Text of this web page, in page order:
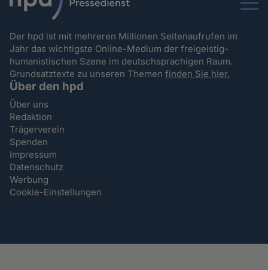
Menu
Der hpd ist mit mehreren Millionen Seitenaufrufen im
Jahr das wichtigste Online-Medium der freigeistig-
humanistischen Szene im deutschsprachigen Raum.
Grundsatztexte zu unseren Themenfinden Sie hier.
Über den hpd
Über uns
Redaktion
Trägerverein
Spenden
Impressum
Datenschutz
Werbung
Cookie-Einstellungen